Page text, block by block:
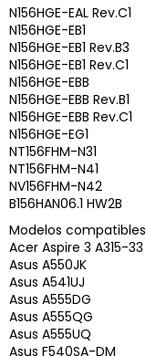
N156HGE-EAL Rev.C1
N156HGE-EB1
N156HGE-EB1 Rev.B3
N156HGE-EB1 Rev.C1
N156HGE-EBB
N156HGE-EBB Rev.B1
N156HGE-EBB Rev.C1
N156HGE-EG1
NT156FHM-N31
NT156FHM-N41
NV156FHM-N42
B156HAN06.1 HW2B
Modelos compatibles
Acer Aspire 3 A315-33
Asus A550JK
Asus A541UJ
Asus A555DG
Asus A555QG
Asus A555UQ
Asus F540SA-DM